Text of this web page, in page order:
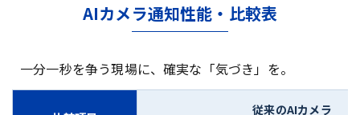
AIカメラ通知性能・比較表
一分一秒を争う現場に、確実な「気づき」を。
従来のAIカメラ